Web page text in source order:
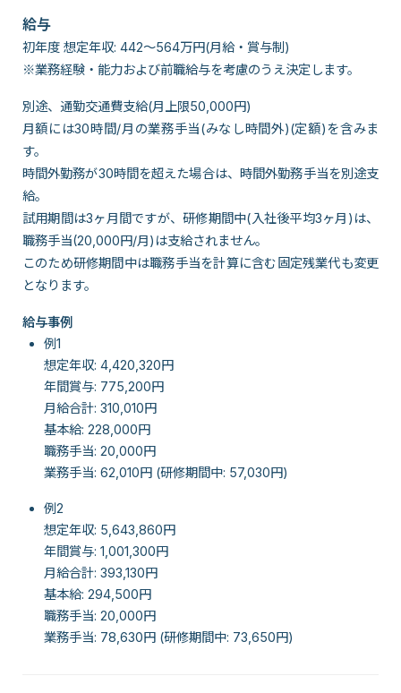
給与
初年度 想定年収: 442～564万円(月給・賞与制)
※業務経験・能力および前職給与を考慮のうえ決定します。
別途、通勤交通費支給(月上限50,000円)
月額には30時間/月の業務手当(みなし時間外)(定額)を含みま
す。
時間外勤務が30時間を超えた場合は、時間外勤務手当を別途支
給。
試用期間は3ヶ月間ですが、研修期間中(入社後平均3ヶ月)は、
職務手当(20,000円/月)は支給されません。
このため研修期間中は職務手当を計算に含む固定残業代も変更
となります。
給与事例
例1
想定年収: 4,420,320円
年間賞与: 775,200円
月給合計: 310,010円
基本給: 228,000円
職務手当: 20,000円
業務手当: 62,010円 (研修期間中: 57,030円)
例2
想定年収: 5,643,860円
年間賞与: 1,001,300円
月給合計: 393,130円
基本給: 294,500円
職務手当: 20,000円
業務手当: 78,630円 (研修期間中: 73,650円)